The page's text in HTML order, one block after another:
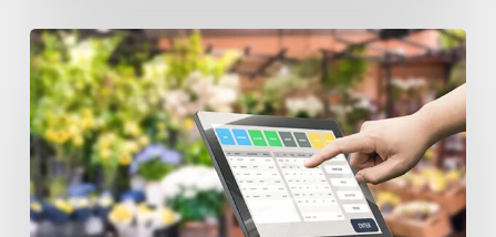
Logiciels
de
caisse
:
retour
de
l’auto-